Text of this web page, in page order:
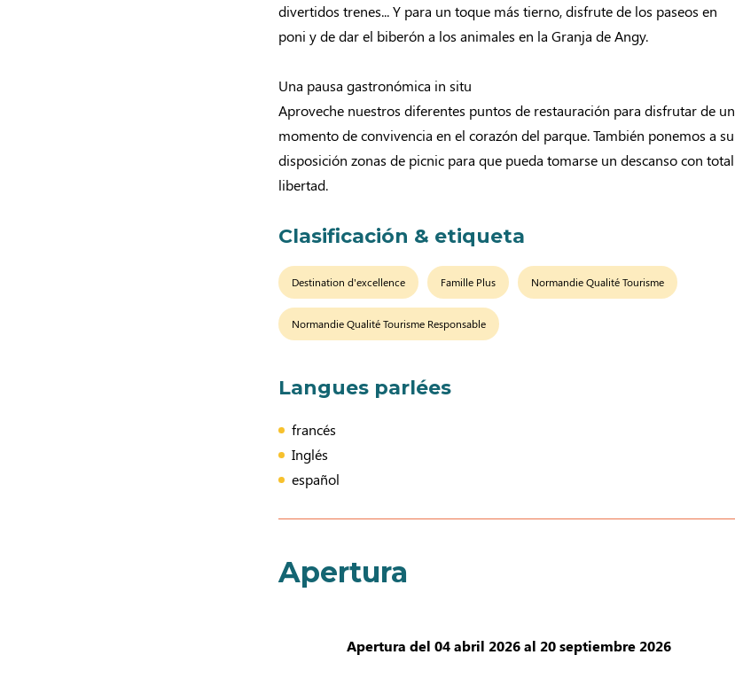
divertidos trenes... Y para un toque más tierno, disfrute de los paseos en
poni y de dar el biberón a los animales en la Granja de Angy.
Una pausa gastronómica in situ
Aproveche nuestros diferentes puntos de restauración para disfrutar de un
momento de convivencia en el corazón del parque. También ponemos a su
disposición zonas de picnic para que pueda tomarse un descanso con total
libertad.
Clasificación & etiqueta
Destination d'excellence Famille Plus Normandie Qualité Tourisme
Normandie Qualité Tourisme Responsable
Langues parlées
francés
Inglés
español
Apertura
Apertura del 04 abril 2026 al 20 septiembre 2026